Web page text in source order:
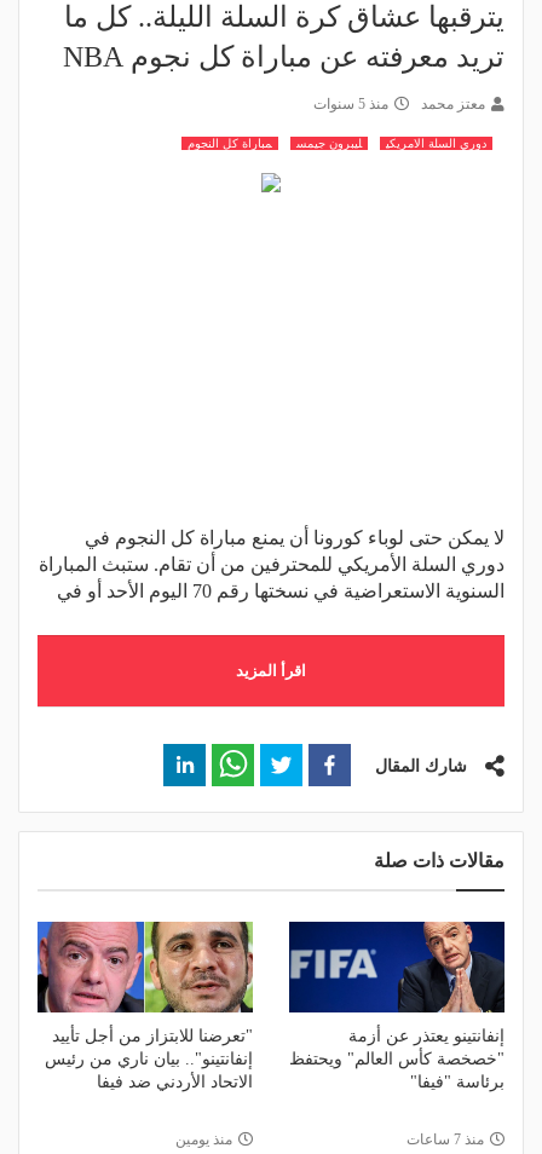
يترقبها عشاق كرة السلة الليلة.. كل ما
تريد معرفته عن مباراة كل نجوم NBA
معتز محمد منذ 5 سنوات
دوري السلة الامريكي ليبرون جيمس مباراة كل النجوم
لا يمكن حتى لوباء كورونا أن يمنع مباراة كل النجوم في
دوري السلة الأمريكي للمحترفين من أن تقام. ستبث المباراة
السنوية الاستعراضية في نسختها رقم 70 اليوم الأحد أو في
اقرأ المزيد
شارك المقال
مقالات ذات صلة
إنفانتينو يعتذر عن أزمة
"خصخصة كأس العالم" ويحتفظ
برئاسة "فيفا"
منذ 7 ساعات
"تعرضنا للابتزاز من أجل تأييد
إنفانتينو".. بيان ناري من رئيس
الاتحاد الأردني ضد فيفا
منذ يومين